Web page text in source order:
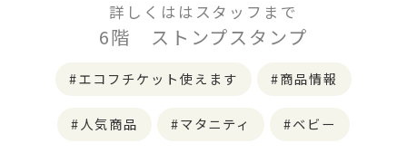
詳しくははスタッフまで
6階 ストンプスタンプ
エコフチケット使えます 商品情報
人気商品 マタニティ ベビー